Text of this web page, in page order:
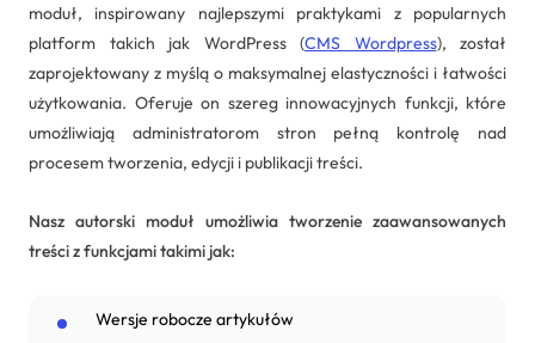
moduł, inspirowany najlepszymi praktykami z popularnych
platform takich jak WordPress (CMS Wordpress), został
zaprojektowany z myślą o maksymalnej elastyczności i łatwości
użytkowania. Oferuje on szereg innowacyjnych funkcji, które
umożliwiają administratorom stron pełną kontrolę nad
procesem tworzenia, edycji i publikacji treści.
Nasz autorski moduł umożliwia tworzenie zaawansowanych
treści z funkcjami takimi jak:
Wersje robocze artykułów